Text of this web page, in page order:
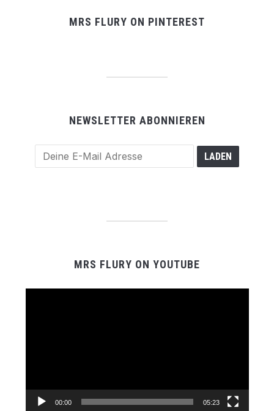
MRS FLURY ON PINTEREST
NEWSLETTER ABONNIEREN
MRS FLURY ON YOUTUBE
00:00 05:23